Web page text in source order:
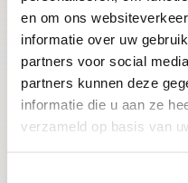
en om ons
informatie over uw
partners voor social
partners kunnen deze
informatie die u aan ze
verzameld op basis van
E-mailadres